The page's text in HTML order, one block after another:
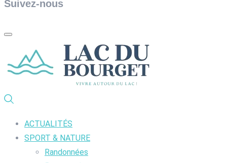
Suivez-nous
ACTUALITÉS
SPORT & NATURE
Randonnées